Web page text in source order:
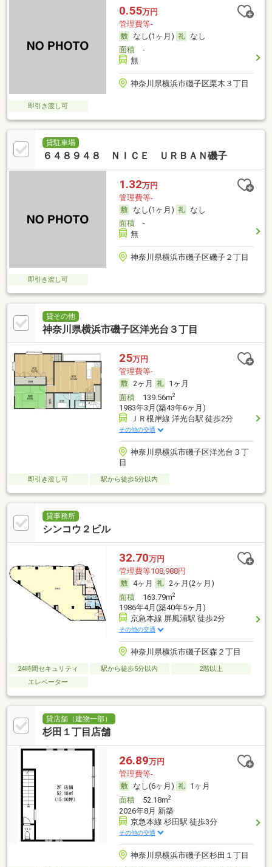
0.55万円
管理費等-
なし(1ヶ月)
なし
面積-
無
神奈川県横浜市磯子区栗木３丁目
即引き渡し可
貸駐車場
６４８９４８ ＮＩＣＥ ＵＲＢＡＮ磯子
1.32万円
管理費等-
なし(1ヶ月)
なし
面積-
無
神奈川県横浜市磯子区磯子２丁目
即引き渡し可
貸その他
神奈川県横浜市磯子区洋光台３丁目
25万円
管理費等-
2ヶ月
1ヶ月
面積139.56m2
1983年3月(築43年6ヶ月)
ＪＲ根岸線 洋光台駅 徒歩2分
その他の交通
神奈川県横浜市磯子区洋光台３丁
目
即引き渡し可 駅から徒歩5分以内
貸事務所
シンコウ２ビル
32.70万円
管理費等108,988円
4ヶ月
2ヶ月(2ヶ月)
面積163.79m2
1986年4月(築40年5ヶ月)
京急本線 屏風浦駅 徒歩2分
その他の交通
神奈川県横浜市磯子区森２丁目
24時間セキュリティ 駅から徒歩5分以内
2階以上
エレベーター
貸店舗（建物一部）
杉田１丁目店舗
26.89万円
管理費等-
なし(6ヶ月)
1ヶ月
面積52.18m2
2026年8月 新築
京急本線 杉田駅 徒歩3分
その他の交通
神奈川県横浜市磯子区杉田１丁目